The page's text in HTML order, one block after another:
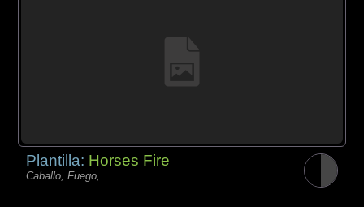
Plantilla: Horses Fire
Caballo, Fuego,